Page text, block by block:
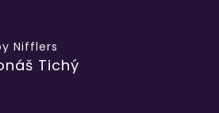
Nifflers
Tichý